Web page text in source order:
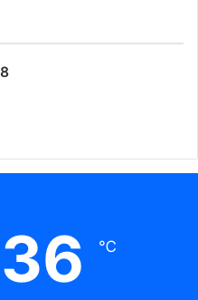
8
36 ℃